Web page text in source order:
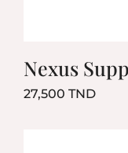
Nexus
27,500 TNDPrix